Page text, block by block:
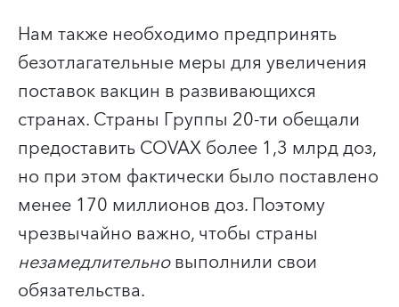
Нам также необходимо предпринять
безотлагательные меры для увеличения
поставок вакцин в развивающихся
странах. Страны Группы 20-ти обещали
предоставить COVAX более 1,3 млрд доз,
но при этом фактически было поставлено
менее 170 миллионов доз. Поэтому
чрезвычайно важно, чтобы страны
незамедлительновыполнили свои
обязательства.